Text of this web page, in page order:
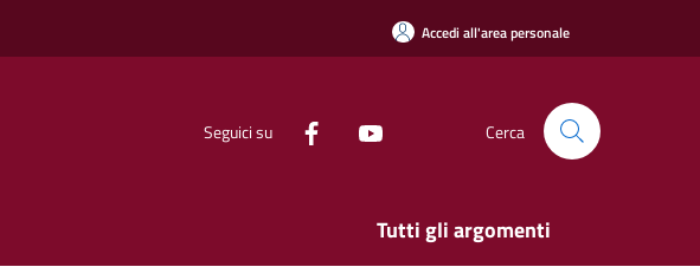
Accedi all'area personale
Seguici su Cerca
Tutti gli argomenti